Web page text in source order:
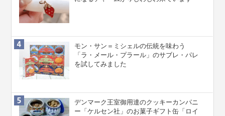
モン・サン＝ミシェルの伝統を味わう
「ラ・メール・プラール」のサブレ・パレ
を試してみました
デンマーク王室御用達のクッキーカンパニ
ー「ケルセン社」のお菓子ギフト缶「ロイ